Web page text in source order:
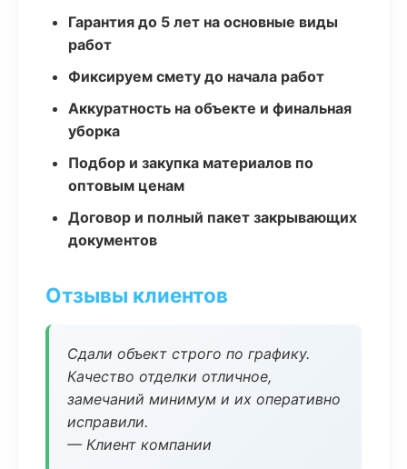
Гарантия до 5 лет на основные виды
работ
Фиксируем смету до начала работ
Аккуратность на объекте и финальная
уборка
Подбор и закупка материалов по
оптовым ценам
Договор и полный пакет закрывающих
документов
Отзывы клиентов
Сдали объект строго по графику.
Качество отделки отличное,
замечаний минимум и их оперативно
исправили.
— Клиент компании